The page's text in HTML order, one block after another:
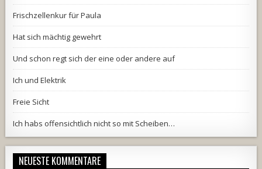
Frischzellenkur für Paula
Hat sich mächtig gewehrt
Und schon regt sich der eine oder andere auf
Ich und Elektrik
Freie Sicht
Ich habs offensichtlich nicht so mit Scheiben…
NEUESTE KOMMENTARE